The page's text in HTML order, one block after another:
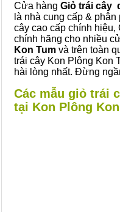
Cửa hàng Giỏ trái cây
là nhà cung cấp &
cây cao cấp chính hiệu,
chính hãng cho nhiều
Kon Tum và trên toàn
trái cây Kon Plông Kon
hài lòng nhất. Đừng
Các mẫu giỏ trái
tại Kon Plông